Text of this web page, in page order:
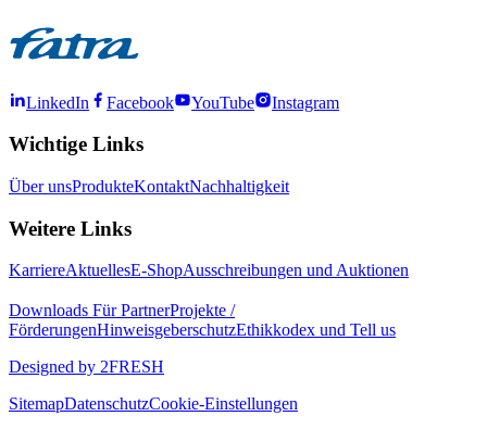
LinkedIn Facebook YouTube Instagram
Wichtige Links
Über unsProdukteKontaktNachhaltigkeit
Weitere Links
KarriereAktuellesE-ShopAusschreibungen und Auktionen
Downloads Für PartnerProjekte /
FörderungenHinweisgeberschutzEthikkodex und Tell us
Designed by 2FRESH
SitemapDatenschutzCookie-Einstellungen